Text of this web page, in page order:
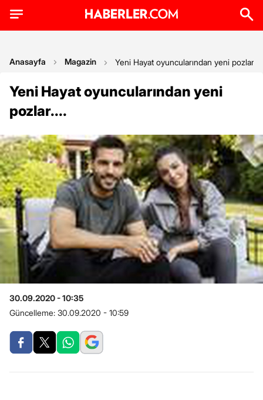
Anasayfa Magazin Yeni Hayat oyuncularından yeni pozlar....
Yeni Hayat oyuncularından yeni
pozlar....
30.09.2020 - 10:35
Güncelleme: 30.09.2020 - 10:59